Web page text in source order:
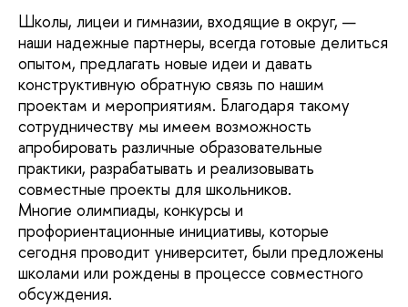
Школы, лицеи и гимназии, входящие в округ, —
наши надежные партнеры, всегда готовые делиться
опытом, предлагать новые идеи и давать
конструктивную обратную связь по нашим
проектам и мероприятиям. Благодаря такому
сотрудничеству мы имеем возможность
апробировать различные образовательные
практики, разрабатывать и реализовывать
совместные проекты для школьников.
Многие олимпиады, конкурсы и
профориентационные инициативы, которые
сегодня проводит университет, были предложены
школами или рождены в процессе совместного
обсуждения.